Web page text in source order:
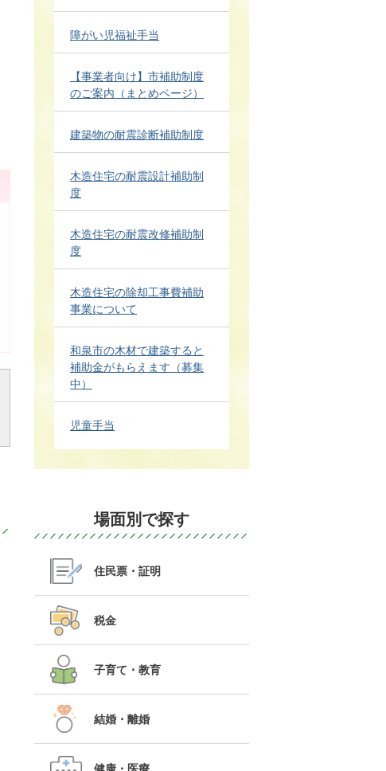
障がい児福祉手当
【事業者向け】市補助制度
のご案内（まとめページ）
建築物の耐震診断補助制度
木造住宅の耐震設計補助制
度
木造住宅の耐震改修補助制
度
木造住宅の除却工事費補助
事業について
和泉市の木材で建築すると
補助金がもらえます（募集
中）
児童手当
場面別で探す
住民票・証明
税金
子育て・教育
結婚・離婚
健康・医療